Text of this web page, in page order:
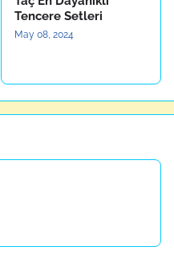
Tencere Setleri
May 08, 2024